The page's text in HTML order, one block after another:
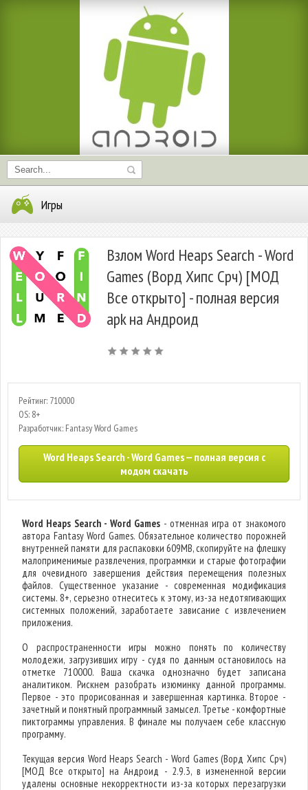
Игры
Взлом Word Heaps Search - Word
Games (Ворд Хипс Срч) [МОД
Все открыто] - полная версия
apk на Андроид
Рейтинг: 710000
OS: 8+
Разработчик: Fantasy Word Games
Word Heaps Search - Word Games — полная версия с
модом скачать
Word Heaps Search - Word Games - отменная игра от знакомого
автора Fantasy Word Games. Обязательное количество порожней
внутренней памяти для распаковки 609MB, скопируйте на флешку
малоприменимые развлечения, программки и старые фотографии
для очевидного завершения действия перемещения полезных
файлов. Существенное указание - современная модификация
системы. 8+, серьезно отнеситесь к этому, из-за недотягивающих
системных положений, заработаете зависание с извлечением
приложения.
О распространенности игры можно понять по количеству
молодежи, загрузивших игру - судя по данным остановилось на
отметке 710000. Ваша скачка однозначно будет записана
аналитиком. Рискнем разобрать изюминку данной программы.
Первое - это прорисованная и завершенная картинка. Второе -
зачетный и понятный программный замысел. Третье - комфортные
пиктограммы управления. В финале мы получаем себе классную
программу.
Текущая версия Word Heaps Search - Word Games (Ворд Хипс Срч)
[МОД Все открыто] на Андроид - 2.9.3, в измененной версии
удалены основные некорректности из-за которых перезагрузки